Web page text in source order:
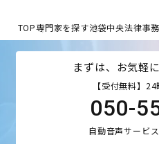
TOP専門家を探す池袋中央法律事
まずは、お気軽
【受付無料】
050-
自動音声サービ